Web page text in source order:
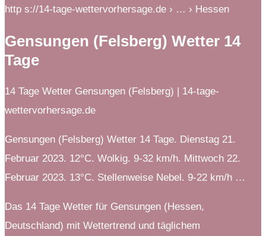
http s://14-tage-wettervorhersage.de › … › Hessen
Gensungen (Felsberg) Wetter 14
Tage
14 Tage Wetter Gensungen (Felsberg) | 14-tage-
wettervorhersage.de
Gensungen (Felsberg) Wetter 14 Tage. Dienstag 21.
Februar 2023. 12°C. Wolkig. 9-32 km/h. Mittwoch 22.
Februar 2023. 13°C. Stellenweise Nebel. 9-22 km/h …
Das 14 Tage Wetter für Gensungen (Hessen,
Deutschland) mit Wettertrend und täglichem